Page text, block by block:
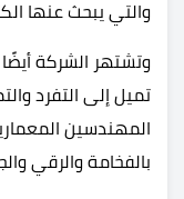
والتي يبحث عنها
وتشتهر الشركة أيضًا
تميل إلى التفرد
المهندسين
بالفخامة والرقي